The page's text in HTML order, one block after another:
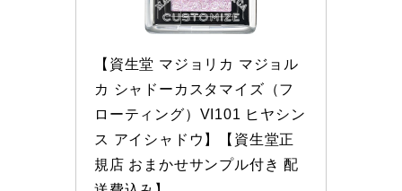
【資生堂 マジョリカ マジョル
カ シャドーカスタマイズ（フ
ローティング）VI101 ヒヤシン
ス アイシャドウ】【資生堂正
規店 おまかせサンプル付き 配